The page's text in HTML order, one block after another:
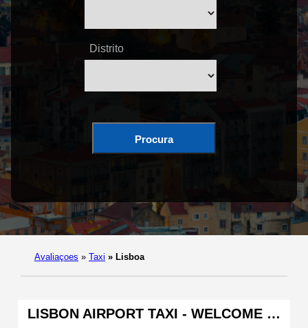
Distrito
Procura
Avaliaçoes » Taxi » Lisboa
LISBON AIRPORT TAXI - WELCOME …